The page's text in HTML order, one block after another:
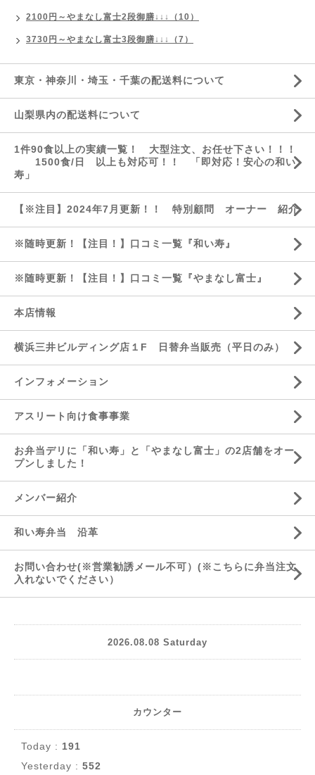
2100円～やまなし富士2段御膳↓↓↓（10）
3730円～やまなし富士3段御膳↓↓↓（7）
東京・神奈川・埼玉・千葉の配送料について
山梨県内の配送料について
1件90食以上の実績一覧！ 大型注文、お任せ下さい！！！
1500食/日 以上も対応可！！ 「即対応！安心の和い
寿」
【※注目】2024年7月更新！！ 特別顧問 オーナー 紹介
※随時更新！【注目！】口コミ一覧『和い寿』
※随時更新！【注目！】口コミ一覧『やまなし富士』
本店情報
横浜三井ビルディング店１F 日替弁当販売（平日のみ）
インフォメーション
アスリート向け食事事業
お弁当デリに「和い寿」と「やまなし富士」の2店舗をオー
プンしました！
メンバー紹介
和い寿弁当 沿革
お問い合わせ(※営業勧誘メール不可）(※こちらに弁当注文
入れないでください）
2026.08.08 Saturday
カウンター
Today : 191
Yesterday : 552